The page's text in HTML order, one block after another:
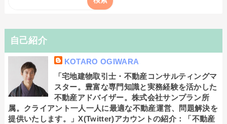
自己紹介
KOTARO OGIWARA
「宅地建物取引士・不動産コンサルティングマ
スター。豊富な専門知識と実務経験を活かした
不動産アドバイザー。株式会社サンプラン所
属。クライアント一人一人に最適な不動産運営、問題解決を
提供いたします。」X(Twitter)アカウントの紹介：「不動産